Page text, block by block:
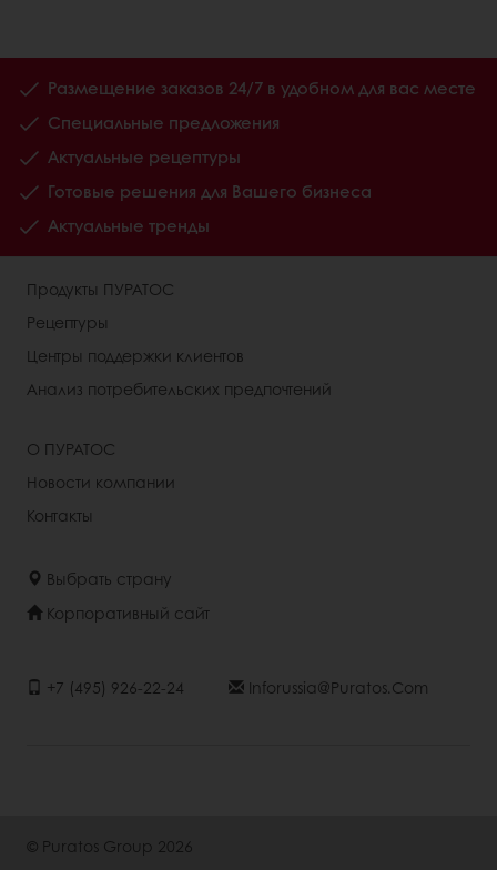
Размещение заказов 24/7 в удобном для вас месте
Специальные предложения
Актуальные рецептуры
Готовые решения для Вашего бизнеса
Актуальные тренды
Продукты ПУРАТОС
Рецептуры
Центры поддержки клиентов
Анализ потребительских предпочтений
О ПУРАТОС
Новости компании
Контакты
Выбрать страну
Корпоративный сайт
+7 (495) 926-22-24 Inforussia@puratos.com
© Puratos Group 2026